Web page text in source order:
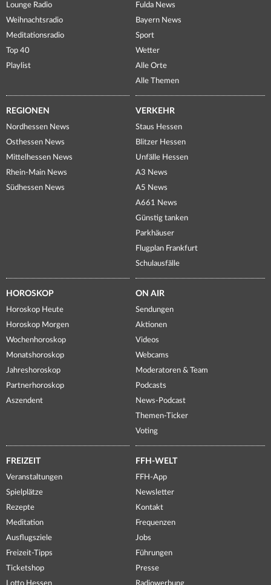
Lounge Radio
Weihnachtsradio
Meditationsradio
Top 40
Playlist
Fulda News
Bayern News
Sport
Wetter
Alle Orte
Alle Themen
REGIONEN
Nordhessen News
Osthessen News
Mittelhessen News
Rhein-Main News
Südhessen News
VERKEHR
Staus Hessen
Blitzer Hessen
Unfälle Hessen
A3 News
A5 News
A661 News
Günstig tanken
Parkhäuser
Flugplan Frankfurt
Schulausfälle
HOROSKOP
Horoskop Heute
Horoskop Morgen
Wochenhoroskop
Monatshoroskop
Jahreshoroskop
Partnerhoroskop
Aszendent
ON AIR
Sendungen
Aktionen
Videos
Webcams
Moderatoren & Team
Podcasts
News-Podcast
Themen-Ticker
Voting
FREIZEIT
Veranstaltungen
Spielplätze
Rezepte
Meditation
Ausflugsziele
Freizeit-Tipps
Ticketshop
Lotto Hessen
FFH-WELT
FFH-App
Newsletter
Kontakt
Frequenzen
Jobs
Führungen
Presse
Radiowerbung